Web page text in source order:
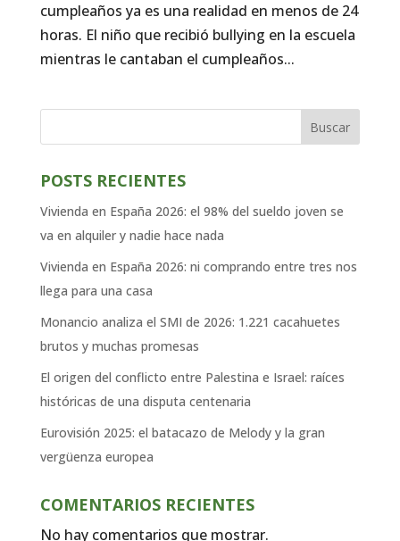
cumpleaños ya es una realidad en menos de 24
horas. El niño que recibió bullying en la escuela
mientras le cantaban el cumpleaños...
Buscar
POSTS RECIENTES
Vivienda en España 2026: el 98% del sueldo joven se
va en alquiler y nadie hace nada
Vivienda en España 2026: ni comprando entre tres nos
llega para una casa
Monancio analiza el SMI de 2026: 1.221 cacahuetes
brutos y muchas promesas
El origen del conflicto entre Palestina e Israel: raíces
históricas de una disputa centenaria
Eurovisión 2025: el batacazo de Melody y la gran
vergüenza europea
COMENTARIOS RECIENTES
No hay comentarios que mostrar.